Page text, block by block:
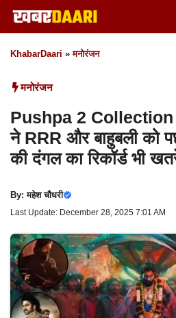
Skip
to
content
KhabarDaari »मनोरंजन
मनोरंजन
Pushpa 2 Collection
ने RRR और बाहुबली को
की दंगल का रिकॉर्ड भी
By:महेश चौधरी
Last Update: December 28, 2025 7:01 AM